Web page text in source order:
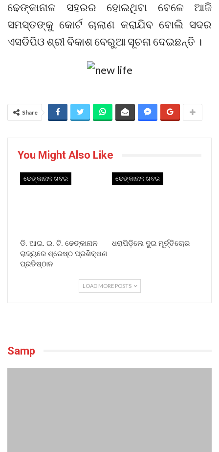
ଢେଙ୍କାନାଳ ସହରର ହୋଇଥିବା ବେଳେ ଆଜି
ସମସ୍ତଙ୍କୁ କୋର୍ଟ ଚାଲାଣ କରାଯିବ ବୋଲି ସଦର
ଏସଡିପିଓ ଶ୍ରୀ ବିକାଶ ବେରୁଆ ସୂଚନା ଦେଇଛନ୍ତି ।
Share
You Might Also Like
ଢେଙ୍କାନାଳ ଖବର
ଡି. ଆଇ. ଇ. ଟି. ଢେଙ୍କାନାଳ
ରାଜ୍ୟରେ ଶ୍ରେଷ୍ଠ ପ୍ରଶିକ୍ଷଣ
ପ୍ରତିଷ୍ଠାନ
ଢେଙ୍କାନାଳ ଖବର
ଧରାପିଡ଼ିଲେ ଦୁଇ ମୂର୍ତ୍ତିଚୋର
LOAD MORE POSTS
Samp